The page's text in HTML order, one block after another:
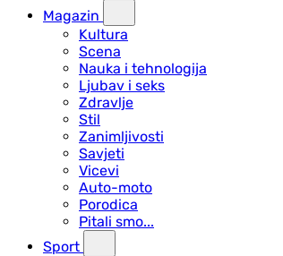
Magazin
Kultura
Scena
Nauka i tehnologija
Ljubav i seks
Zdravlje
Stil
Zanimljivosti
Savjeti
Vicevi
Auto-moto
Porodica
Pitali smo...
Sport